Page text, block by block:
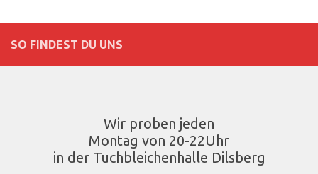
SO FINDEST DU UNS
Wir proben jeden
Montag von 20-22Uhr
in der Tuchbleichenhalle Dilsberg